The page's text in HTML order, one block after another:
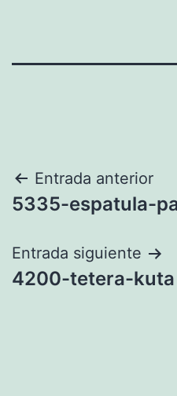
Navegación
de
entradas
Entrada anterior
5335-espatula-
Entrada siguiente
4200-tetera-kuta